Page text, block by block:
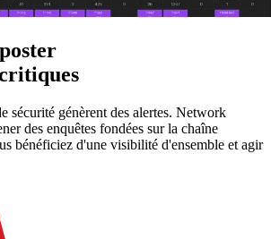
sécurité génèrent des alertes. Network
des enquêtes fondées sur la chaîne
bénéficiez d'une visibilité d'ensemble et agir